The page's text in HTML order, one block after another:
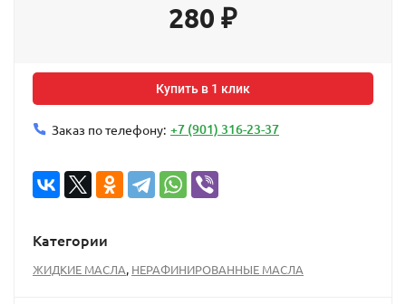
280 ₽
Купить в 1 клик
Заказ по телефону: +7 (901) 316-23-37
Категории
ЖИДКИЕ МАСЛА, НЕРАФИНИРОВАННЫЕ МАСЛА